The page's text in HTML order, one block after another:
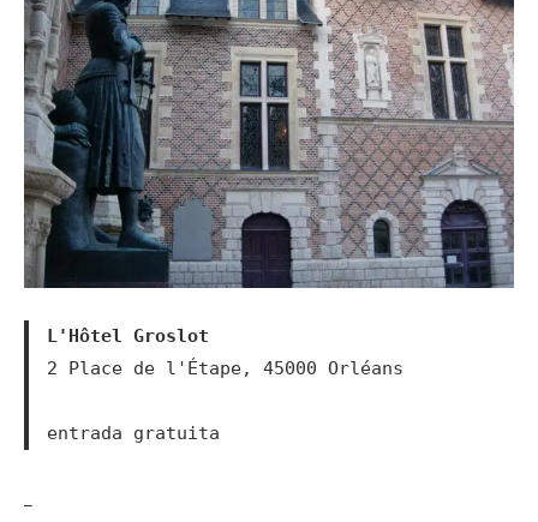
L'Hôtel Groslot
2 Place de l'Étape, 45000 Orléans
entrada gratuita